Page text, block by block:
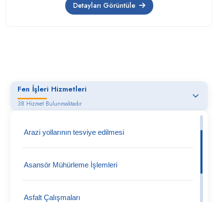
Fen İşleri Hizmetleri
38 Hizmet Bulunmaktadır
Arazi yollarının tesviye edilmesi
Asansör Mühürleme İşlemleri
Asfalt Çalışmaları
Detayları Görüntüle